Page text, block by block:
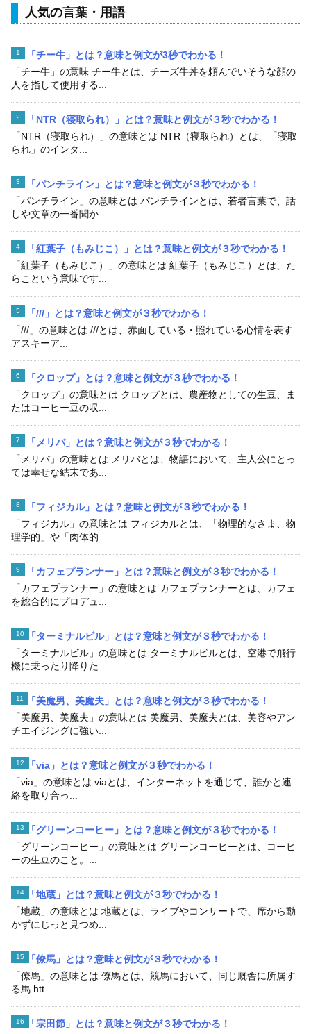
人気の言葉・用語
「チー牛」とは？意味と例文が3秒でわかる！
「チー牛」の意味 チー牛とは、チーズ牛丼を頼んでいそうな顔の
人を指して使用する...
「NTR（寝取られ）」とは？意味と例文が３秒でわかる！
「NTR（寝取られ）」の意味とは NTR（寝取られ）とは、「寝取
られ」のインタ...
「パンチライン」とは？意味と例文が３秒でわかる！
「パンチライン」の意味とは パンチラインとは、若者言葉で、話
しや文章の一番聞か...
「紅葉子（もみじこ）」とは？意味と例文が３秒でわかる！
「紅葉子（もみじこ）」の意味とは 紅葉子（もみじこ）とは、た
らこという意味です...
「///」とは？意味と例文が３秒でわかる！
「///」の意味とは ///とは、赤面している・照れている心情を表す
アスキーア...
「クロップ」とは？意味と例文が３秒でわかる！
「クロップ」の意味とは クロップとは、農産物としての生豆、ま
たはコーヒー豆の収...
「メリバ」とは？意味と例文が３秒でわかる！
「メリバ」の意味とは メリバとは、物語において、主人公にとっ
ては幸せな結末であ...
「フィジカル」とは？意味と例文が３秒でわかる！
「フィジカル」の意味とは フィジカルとは、「物理的なさま、物
理学的」や「肉体的...
「カフェプランナー」とは？意味と例文が３秒でわかる！
「カフェプランナー」の意味とは カフェプランナーとは、カフェ
を総合的にプロデュ...
「ターミナルビル」とは？意味と例文が３秒でわかる！
「ターミナルビル」の意味とは ターミナルビルとは、空港で飛行
機に乗ったり降りた...
「美魔男、美魔夫」とは？意味と例文が３秒でわかる！
「美魔男、美魔夫」の意味とは 美魔男、美魔夫とは、美容やアン
チエイジングに強い...
「via」とは？意味と例文が３秒でわかる！
「via」の意味とは viaとは、インターネットを通じて、誰かと連
絡を取り合っ...
「グリーンコーヒー」とは？意味と例文が３秒でわかる！
「グリーンコーヒー」の意味とは グリーンコーヒーとは、コーヒ
ーの生豆のこと。...
「地蔵」とは？意味と例文が３秒でわかる！
「地蔵」の意味とは 地蔵とは、ライブやコンサートで、席から動
かずにじっと見つめ...
「僚馬」とは？意味と例文が３秒でわかる！
「僚馬」の意味とは 僚馬とは、競馬において、同じ厩舎に所属す
る馬 htt...
「宗田節」とは？意味と例文が３秒でわかる！